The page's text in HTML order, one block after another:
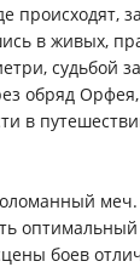
происходят,
в живых,
судьбой
обряд
в
боев